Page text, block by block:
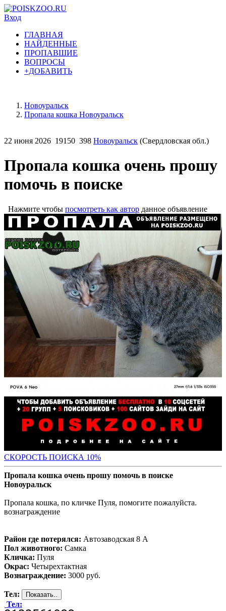
Вход
ГЛАВНАЯ
НАЙДЕННЫЕ
ПРОПАВШИЕ
ВОПРОСЫ
+ДОБАВИТЬ
Новоуральск
Пропала кошка Новоуральск
22 июня 2026 19150 398 Новоуральск (Свердловская обл.)
Пропала кошка очень прошу
помочь в поиске
Нажмите чтобы посмотреть как автор данное объявление
СКОРОСТЬ ПОИСКА 10%
Пропала кошка очень прошу помочь в поиске
Новоуральск
Пропала кошка, по кличке Пуля, помогите пожалуйста.
вознаграждение
Район где потерялся: Автозаводская 8 А
Пол животного: Самка
Кличка: Пуля
Окрас: Четырехтактная
Вознаграждение: 3000 руб.
Тел:
Тел: